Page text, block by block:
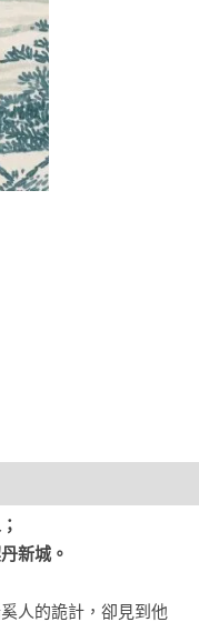
新城。
人的詭計，卻見到他